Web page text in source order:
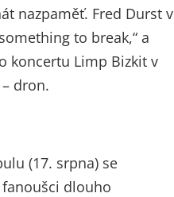
nazpaměť. Fred Durst v
to break,“ a
koncertu Limp Bizkit v
dron.
(17. srpna) se
dlouho